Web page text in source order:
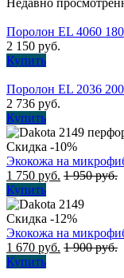
Недавно
Поролон EL 4060
2 150 руб.
Купить
Поролон EL 2036
2 736 руб.
Купить
Скидка -10%
Экокожа на
1 750 руб. 1 950руб.
Купить
Скидка -12%
Экокожа на
1 670 руб. 1 900руб.
Купить